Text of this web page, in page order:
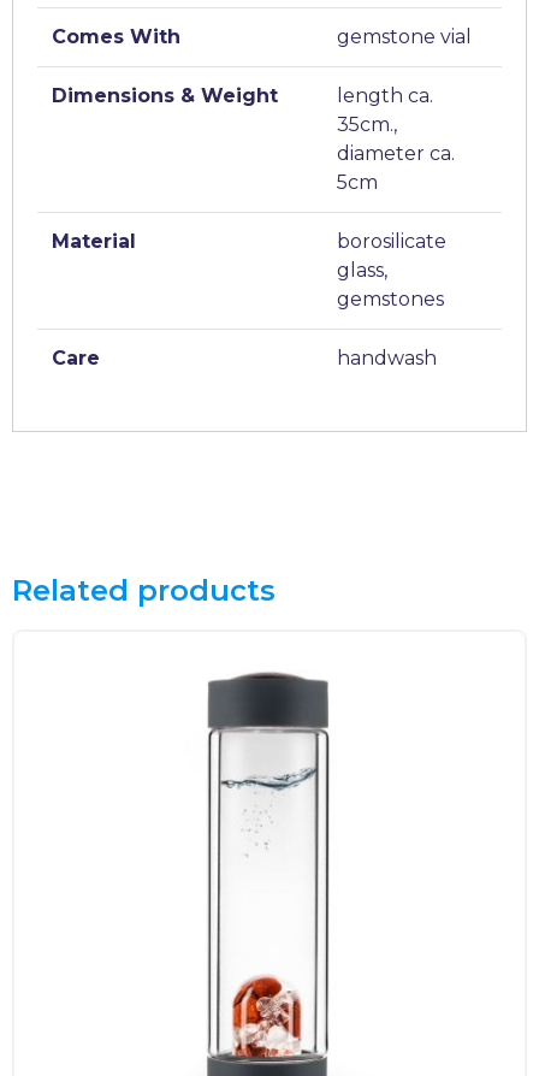
Comes With gemstone vial
Dimensions & Weight
length ca.
35cm.,
diameter ca.
5cm
Material
borosilicate
glass,
gemstones
Care handwash
Related products